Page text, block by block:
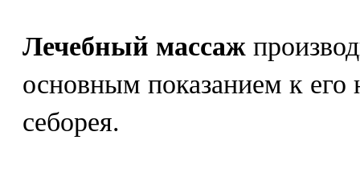
Лечебный массаж
основным показанием к его
себорея.